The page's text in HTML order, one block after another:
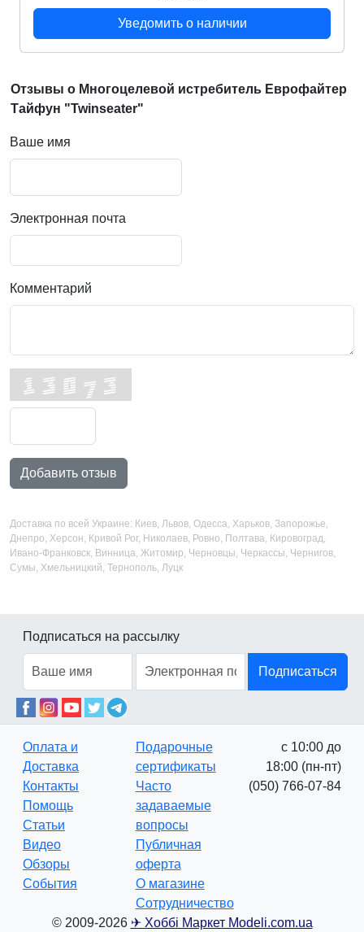
Уведомить о наличии
Отзывы о Многоцелевой истребитель Еврофайтер
Тайфун "Twinseater"
Ваше имя
Электронная почта
Комментарий
Добавить отзыв
Доставка по всей Украине: Киев, Львов, Одесса, Харьков, Запорожье,
Днепро, Херсон, Кривой Рог, Николаев, Ровно, Полтава, Кировоград,
Ивано-Франковск, Винница, Житомир, Черновцы, Черкассы, Чернигов,
Сумы, Хмельницкий, Тернополь, Луцк
Подписаться на рассылку
Подписаться
Оплата и
Доставка
Контакты
Помощь
Статьи
Видео
Обзоры
События
Подарочные
сертификаты
Часто
задаваемые
вопросы
Публичная
оферта
О магазине
Сотрудничество
с 10:00 до
18:00 (пн-пт)
(050) 766-07-84
© 2009-2026 ✈ Хоббі Маркет Modeli.com.ua